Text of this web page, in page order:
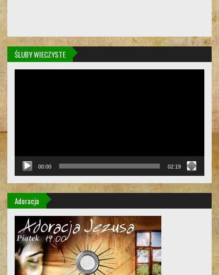
ŚLUBY WIECZYSTE
00:00 02:19
Adoracja